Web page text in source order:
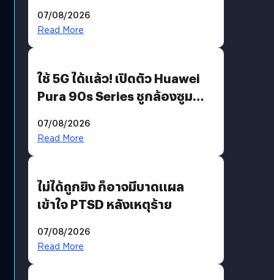
บริโภคและ B2B
07/08/2026
Read More
ใช้ 5G ได้แล้ว! เปิดตัว Huawei
Pura 90s Series ชูกล้องซูม
07/08/2026
Read More
ไม่ได้ถูกยิง ก็อาจมีบาดแผล
เข้าใจ PTSD หลังเหตุร้าย
07/08/2026
Read More